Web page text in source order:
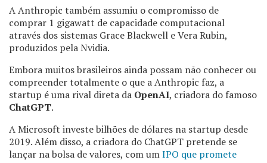
A Anthropic também assumiu o compromisso de
comprar 1 gigawatt de capacidade computacional
através dos sistemas Grace Blackwell e Vera Rubin,
produzidos pela Nvidia.
Embora muitos brasileiros ainda possam não conhecer ou
compreender totalmente o que a Anthropic faz, a
startup é uma rival direta da OpenAI, criadora do famoso
ChatGPT.
A Microsoft investe bilhões de dólares na startup desde
2019. Além disso, a criadora do ChatGPT pretende se
lançar na bolsa de valores, com umIPO que promete